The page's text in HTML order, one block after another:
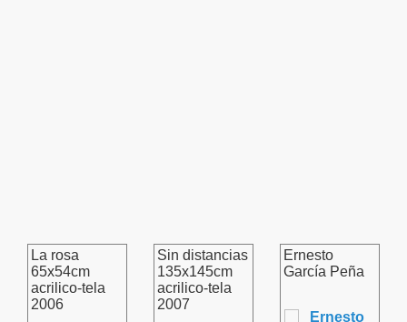
La rosa
65x54cm
acrilico-tela
2006
Sin distancias
135x145cm
acrilico-tela
2007
Ernesto
García Peña